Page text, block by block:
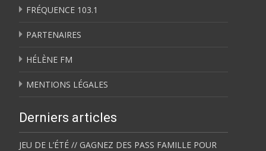
FRÉQUENCE 103.1
PARTENAIRES
HÉLÈNE FM
MENTIONS LÉGALES
Derniers articles
JEU DE L’ÉTÉ // GAGNEZ DES PASS FAMILLE POUR